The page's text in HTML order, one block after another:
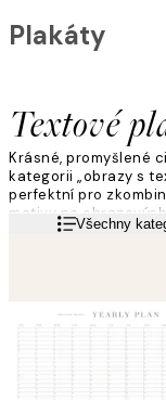
Textové
Plakáty
Krásné, promyšlené
kategorii „obrazy s
perfektní pro
motivy na
místností a stylů
Přečtěte si více
Všechny